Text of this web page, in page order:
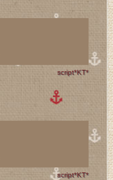
script*KT*
script*KT*